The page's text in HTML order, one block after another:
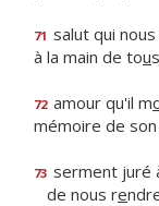
71 salut qui
à la main de tou
72 amour qu'il m
mémoire de son
73 serment juré
de nous re